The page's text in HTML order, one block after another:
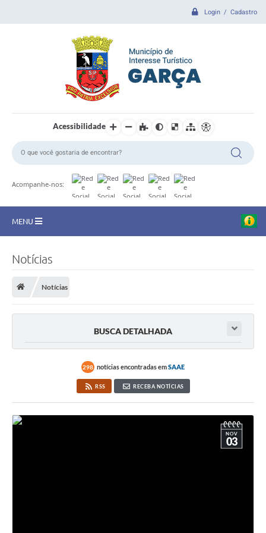
Login / Cadastro
Acessibilidade
Acompanhe-nos:
MENU
CIDADE
Prefeitura
OUVIDORIA
EMPRESAS - EDITAIS
PLANO DIRETOR DO MUNICÍPIO DE GARÇA
Notícias
Notícias
BUSCA DETALHADA
298 notícias encontradas emSAAE
RSS RECEBA NOTÍCIAS
NOV
03